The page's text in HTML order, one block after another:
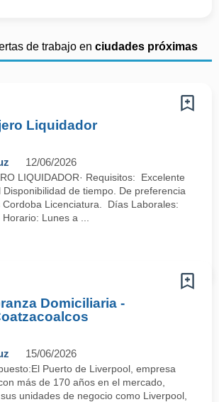
de trabajo en ciudades próximas
Liquidador
12/06/2026
LIQUIDADOR· Requisitos: Excelente
Disponibilidad de tiempo. De preferencia
Cordoba Licenciatura. Días Laborales:
Lunes a ...
Domiciliaria -
15/06/2026
Puerto de Liverpool, empresa
más de 170 años en el mercado,
unidades de negocio como Liverpool,